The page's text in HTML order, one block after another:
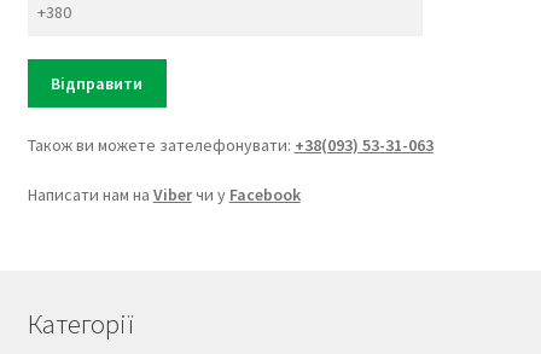
Також ви можете зателефонувати: +38(093) 53-31-063
Написати нам на Viberчи у Facebook
Категорії